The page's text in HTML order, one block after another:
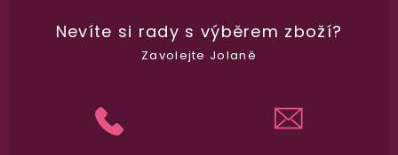
dle recenzí ověřených zakazníků
Nevíte si rady s výběrem zboží?
Zavolejte Jolaně